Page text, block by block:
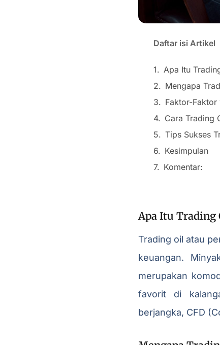
Daftar isi Artikel
Apa Itu
Mengapa
Faktor-Faktor
Cara Trading
Tips Sukses
Kesimpulan
Komentar:
Apa Itu Trading
Trading oil atau
keuangan.
merupakan
favorit di
berjangka, CFD